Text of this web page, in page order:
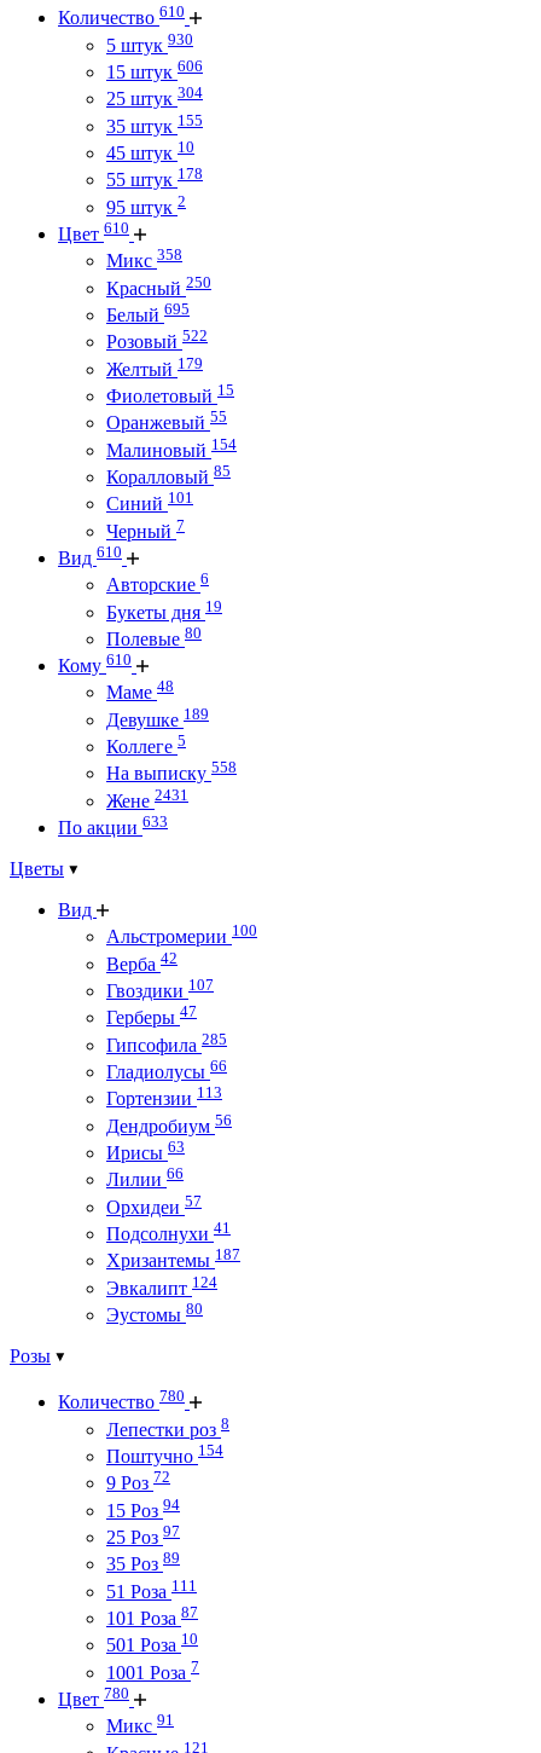
Количество 610
5 штук 930
15 штук 606
25 штук 304
35 штук 155
45 штук 10
55 штук 178
95 штук 2
Цвет 610
Микс 358
Красный 250
Белый 695
Розовый 522
Желтый 179
Фиолетовый 15
Оранжевый 55
Малиновый 154
Коралловый 85
Синий 101
Черный 7
Вид 610
Авторские 6
Букеты дня 19
Полевые 80
Кому 610
Маме 48
Девушке 189
Коллеге 5
На выписку 558
Жене 2431
По акции 633
Цветы
Вид
Альстромерии 100
Верба 42
Гвоздики 107
Герберы 47
Гипсофила 285
Гладиолусы 66
Гортензии 113
Дендробиум 56
Ирисы 63
Лилии 66
Орхидеи 57
Подсолнухи 41
Хризантемы 187
Эвкалипт 124
Эустомы 80
Розы
Количество 780
Лепестки роз 8
Поштучно 154
9 Роз 72
15 Роз 94
25 Роз 97
35 Роз 89
51 Роза 111
101 Роза 87
501 Роза 10
1001 Роза 7
Цвет 780
Микс 91
121